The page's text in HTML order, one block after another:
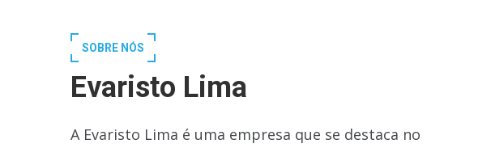
SOBRE NÓS
Evaristo Lima
A Evaristo Lima é uma empresa que se destaca no